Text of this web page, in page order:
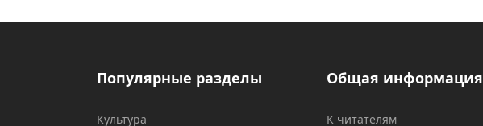
Популярные разделы
Культура
Общая информация
К читателям